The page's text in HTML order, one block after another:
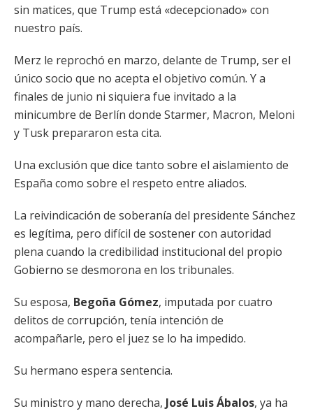
sin matices, que Trump está «decepcionado» con
nuestro país.
Merz le reprochó en marzo, delante de Trump, ser el
único socio que no acepta el objetivo común. Y a
finales de junio ni siquiera fue invitado a la
minicumbre de Berlín donde Starmer, Macron, Meloni
y Tusk prepararon esta cita.
Una exclusión que dice tanto sobre el aislamiento de
España como sobre el respeto entre aliados.
La reivindicación de soberanía del presidente Sánchez
es legítima, pero difícil de sostener con autoridad
plena cuando la credibilidad institucional del propio
Gobierno se desmorona en los tribunales.
Su esposa, Begoña Gómez, imputada por cuatro
delitos de corrupción, tenía intención de
acompañarle, pero el juez se lo ha impedido.
Su hermano espera sentencia.
Su ministro y mano derecha, José Luis Ábalos, ya ha